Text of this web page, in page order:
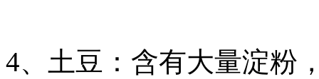
4、土豆：含有大量淀粉